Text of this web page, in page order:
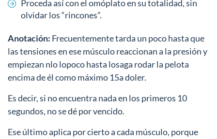
Proceda así con el omóplato en su totalidad, sin
olvidar los “rincones”.
Anotación: Frecuentemente tarda un poco hasta que
las tensiones en ese músculo reaccionan a la presión y
empiezan nlo lopoco hasta losaga rodar la pelota
encima de él como máximo 15a doler.
Es decir, si no encuentra nada en los primeros 10
segundos, no se dé por vencido.
Ese último aplica por cierto a cada músculo, porque